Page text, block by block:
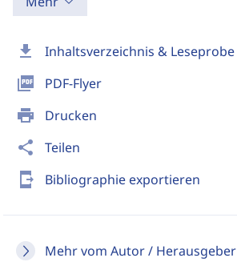
download Inhaltsverzeichnis & Leseprobe
picture_as_pdf PDF-Flyer
print Drucken
share Teilen
send_to_mobile Bibliographie exportieren
Mehr vom Autor / Herausgeber